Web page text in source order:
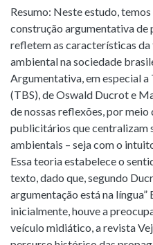
Resumo: Neste estudo,
construção argumentativa de
refletem as características
ambiental na sociedade
Argumentativa, em especial
(TBS), de Oswald Ducrot e
de nossas reflexões, por meio
publicitários que centralizam
ambientais – seja com o
Essa teoria estabelece o
texto, dado que, segundo
argumentação está na língua”
inicialmente, houve a
veículo midiático, a revista